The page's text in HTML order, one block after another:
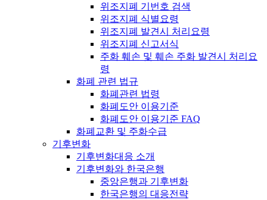
위조지폐 기번호 검색
위조지폐 식별요령
위조지폐 발견시 처리요령
위조지폐 신고서식
주화 훼손 및 훼손 주화 발견시 처리요
령
화폐 관련 법규
화폐관련 법령
화폐도안 이용기준
화폐도안 이용기준 FAQ
화폐교환 및 주화수급
기후변화
기후변화대응 소개
기후변화와 한국은행
중앙은행과 기후변화
한국은행의 대응전략